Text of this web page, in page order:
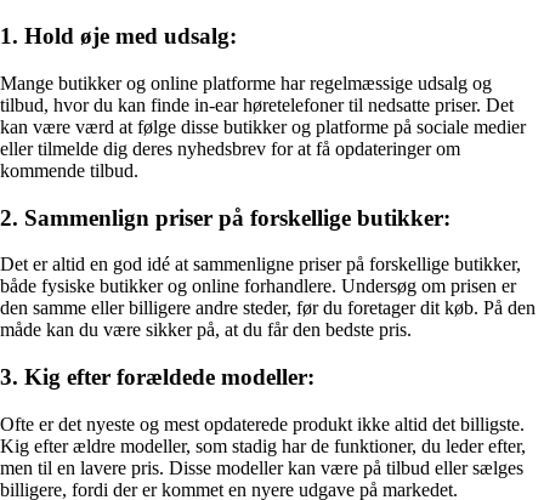
1. Hold øje med udsalg:
Mange butikker og online platforme har regelmæssige udsalg og
tilbud, hvor du kan finde in-ear høretelefoner til nedsatte priser. Det
kan være værd at følge disse butikker og platforme på sociale medier
eller tilmelde dig deres nyhedsbrev for at få opdateringer om
kommende tilbud.
2. Sammenlign priser på forskellige butikker:
Det er altid en god idé at sammenligne priser på forskellige butikker,
både fysiske butikker og online forhandlere. Undersøg om prisen er
den samme eller billigere andre steder, før du foretager dit køb. På den
måde kan du være sikker på, at du får den bedste pris.
3. Kig efter forældede modeller:
Ofte er det nyeste og mest opdaterede produkt ikke altid det billigste.
Kig efter ældre modeller, som stadig har de funktioner, du leder efter,
men til en lavere pris. Disse modeller kan være på tilbud eller sælges
billigere, fordi der er kommet en nyere udgave på markedet.